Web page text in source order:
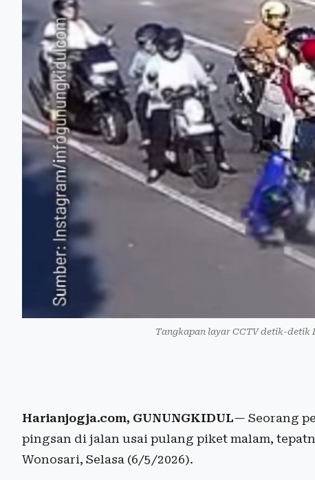
Tangkapan layar CCTV detik-
Harianjogja.com, GUNUNGKIDUL— Seorang
pingsan di jalan usai pulang piket malam,
Wonosari, Selasa (6/5/2026).